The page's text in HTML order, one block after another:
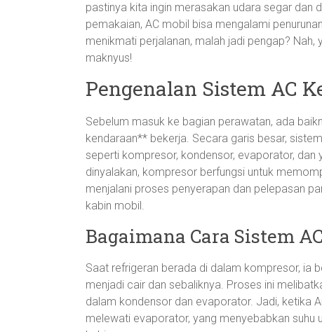
pastinya kita ingin merasakan udara segar dan
pemakaian, AC mobil bisa mengalami
menikmati perjalanan, malah jadi pengap?
maknyus!
Pengenalan Sistem AC
Sebelum masuk ke bagian perawatan, ada
kendaraan** bekerja. Secara garis besar,
seperti kompresor, kondensor, evaporator, dan
dinyalakan, kompresor berfungsi untuk
menjalani proses penyerapan dan pelepasan
kabin mobil.
Bagaimana Cara Sistem
Saat refrigeran berada di dalam kompresor, ia
menjadi cair dan sebaliknya. Proses ini
dalam kondensor dan evaporator. Jadi, ketika
melewati evaporator, yang menyebabkan suhu